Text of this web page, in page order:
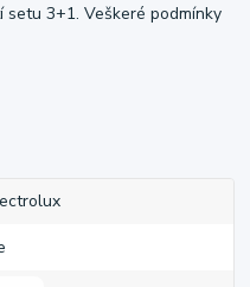
setu 3+1. Veškeré podmínky